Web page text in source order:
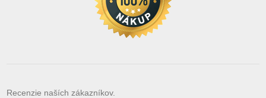
Recenzie naších zákazníkov.